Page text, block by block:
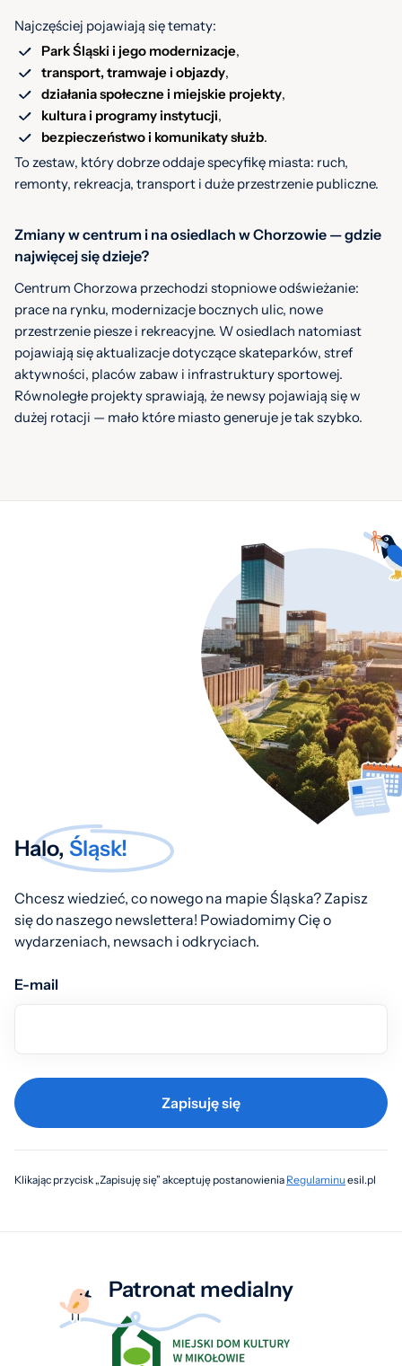
Najczęściej pojawiają się tematy:
Park Śląski i jego modernizacje,
transport, tramwaje i objazdy,
działania społeczne i miejskie projekty,
kultura i programy instytucji,
bezpieczeństwo i komunikatysłużb.
To zestaw, który dobrze oddaje specyfikę miasta: ruch,
remonty, rekreacja, transport i duże przestrzenie publiczne.
Zmiany w centrum i na osiedlach w Chorzowie — gdzie
najwięcej się dzieje?
Centrum Chorzowa przechodzi stopniowe odświeżanie:
prace na rynku, modernizacje bocznych ulic, nowe
przestrzenie piesze i rekreacyjne. W osiedlach natomiast
pojawiają się aktualizacje dotyczące skateparków, stref
aktywności, placów zabaw i infrastruktury sportowej.
Równoległe projekty sprawiają, że newsy pojawiają się w
dużej rotacji — mało które miasto generuje je tak szybko.
Halo, Śląsk!
Chcesz wiedzieć, co nowego na mapie Śląska? Zapisz
się do naszego newslettera! Powiadomimy Cię o
wydarzeniach, newsach i odkryciach.
E-mail
Zapisuję się
Klikając przycisk „Zapisuję się” akceptuję postanowienia Regulaminuesil.pl
Patronat medialny